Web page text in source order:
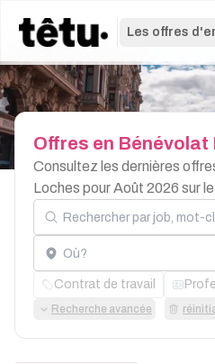
Les offres
Offres en Bénévolat
Consultez les dernières
Loches pour Août 2026 sur
Rechercher par job, mot-clé
Localisation
Contrat de travail
Recherche avancée